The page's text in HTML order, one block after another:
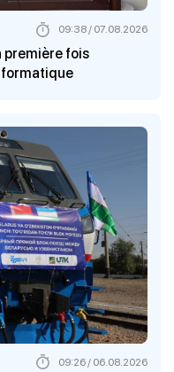
première fois
09:38 / 07.08.2026
09:26 / 06.08.2026